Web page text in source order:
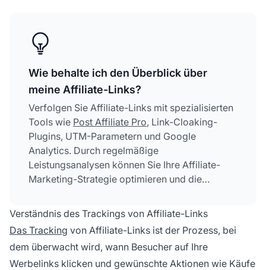
Wie behalte ich den Überblick über
meine Affiliate-Links?
Verfolgen Sie Affiliate-Links mit spezialisierten
Tools wie Post Affiliate Pro, Link-Cloaking-
Plugins, UTM-Parametern und Google
Analytics. Durch regelmäßige
Leistungsanalysen können Sie Ihre Affiliate-
Marketing-Strategie optimieren und die
Verständnis des Trackings von Affiliate-Links
Das Tracking von Affiliate-Links ist der Prozess, bei
dem überwacht wird, wann Besucher auf Ihre
Werbelinks klicken und gewünschte Aktionen wie Käufe